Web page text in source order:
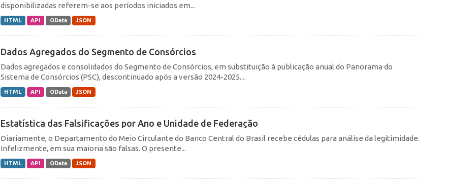
disponibilizadas referem-se aos períodos iniciados em...
HTML API OData JSON
Dados Agregados do Segmento de Consórcios
Dados agregados e consolidados do Segmento de Consórcios, em substituição à publicação anual do Panorama do
Sistema de Consórcios (PSC), descontinuado após a versão 2024-2025....
HTML API OData JSON
Estatística das Falsificações por Ano e Unidade de Federação
Diariamente, o Departamento do Meio Circulante do Banco Central do Brasil recebe cédulas para análise da legitimidade.
Infelizmente, em sua maioria são falsas. O presente...
HTML API OData JSON